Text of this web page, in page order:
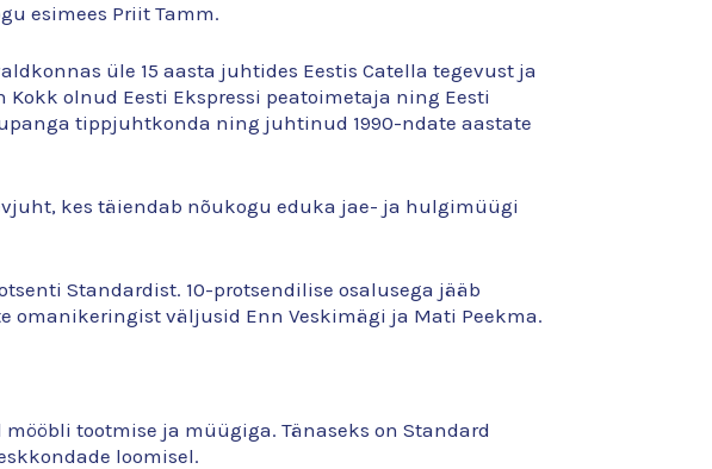
esimees Priit Tamm.
üle 15 aasta juhtides Eestis Catella tegevust ja
Kokk olnud Eesti Ekspressi peatoimetaja ning Eesti
tippjuhtkonda ning juhtinud 1990-ndate aastate
kes täiendab nõukogu eduka jae- ja hulgimüügi
Standardist. 10-protsendilise osalusega jääb
omanikeringist väljusid Enn Veskimägi ja Mati Peekma.
tootmise ja müügiga. Tänaseks on Standard
loomisel.